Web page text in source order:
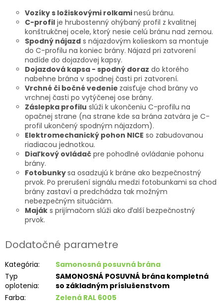
Vozíky s ložiskovými rolkaminesú bránu.
C-profil je hrubostenný ohýbaný profil z kvalitnej
konštrukčnej ocele, ktorý nesie celú bránu nad zemou.
Spodný nájazd s nájazdovým kolieskom sa montuje
do C-profilu na koniec brány. Nájazd pri zatvorení
nadíde do dojazdovej kapsy.
Dojazdová kapsa - spodný doraz do ktorého
nabehne brána v spodnej časti pri zatvorení.
Vrchné či bočné vedenie zaisťuje chod brány vo
vrchnej časti po vytýčenej ose brány.
Záslepka profilu slúži k ukončeniu C-profilu na
opačnej strane (na strane kde sa brána zatvára je C-
profil ukončený spodným nájazdom).
Elektromechanický pohon NICE so zabudovanou
riadiacou jednotkou.
Diaľkový ovládač pre pohodlné ovládanie pohonu
brány.
Fotobunkysa osadzujú k bráne ako bezpečnostný
prvok. Po prerušení signálu medzi fotobunkami sa chod
brány zastaví a predchádza tak možným
nebezpečným situáciám.
Maják s prijímačom slúži ako ďalší bezpečnostný
prvok.
Dodatočné parametre
Kategória:
Samonosná posuvná brána
Typ
oplotenia:
SAMONOSNÁ POSUVNÁ brána kompletná
so základným príslušenstvom
Farba:
Zelená RAL 6005